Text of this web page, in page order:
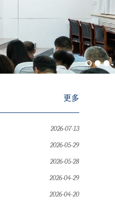
更多
2026-07-13
2026-05-29
2026-05-28
2026-04-29
2026-04-20